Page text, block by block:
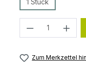
1 Stück
Produkt
Zum Merkzettel